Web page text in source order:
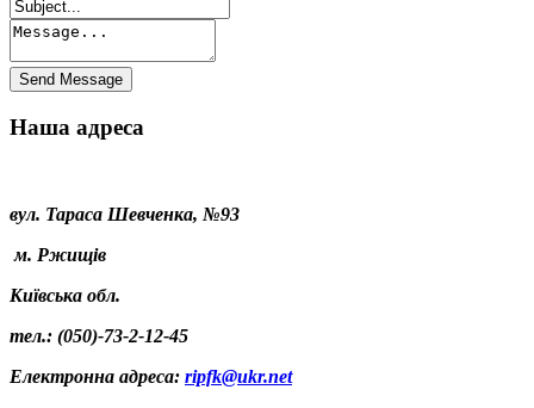
Наша адреса
вул. Тараса Шевченка, №93
м. Ржищів
Київська обл.
тел.: (050)-73-2-12-45
Електронна адреса: ripfk@ukr.net